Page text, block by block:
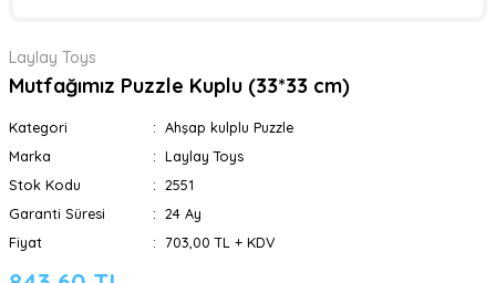
Laylay Toys
Mutfağımız Puzzle Kuplu (33*33 cm)
Kategori
Ahşap kulplu Puzzle
Marka
Laylay Toys
Stok Kodu
2551
Garanti Süresi
24 Ay
Fiyat
703,00 TL + KDV